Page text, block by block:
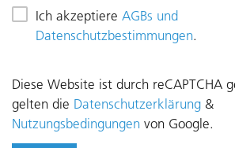
Ich akzeptiereAGBs und
Datenschutzbestimmungen.
Diese Website ist durch reCAPTCHA
gelten die Datenschutzerklärung &
Nutzungsbedingungen von Google.